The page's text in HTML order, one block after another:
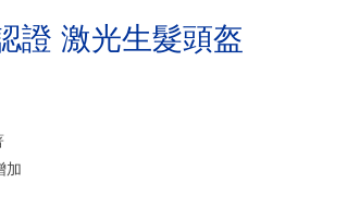
證 激光生髮頭盔
加